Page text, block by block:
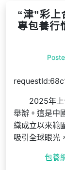
“津”彩上
專包養行
2025年上
舉辦。這是中
織成立以來範
吸引全球眼光
包養